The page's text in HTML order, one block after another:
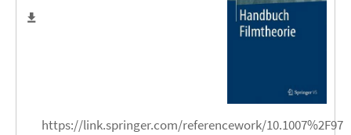
https://link.springer.com/referencework/